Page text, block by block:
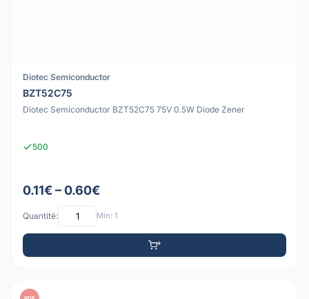
Diotec Semiconductor
BZT52C75
Diotec Semiconductor BZT52C75 75V 0.5W Diode Zener
500
0.11€ – 0.60€
Quantité: Min: 1